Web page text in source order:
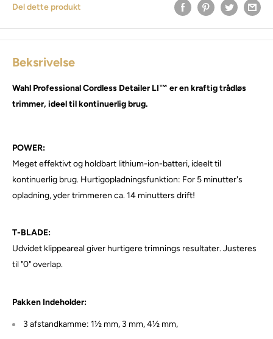
Del dette produkt
Beksrivelse
Wahl Professional Cordless Detailer LI™ er en kraftig trådløs
trimmer, ideel til kontinuerlig brug.
POWER:
Meget effektivt og holdbart lithium-ion-batteri, ideelt til
kontinuerlig brug. Hurtigopladningsfunktion: For 5 minutter's
opladning, yder trimmeren ca. 14 minutters drift!
T-BLADE:
Udvidet klippeareal giver hurtigere trimnings resultater. Justeres
til "0" overlap.
Pakken Indeholder:
3 afstandkamme: 1½ mm, 3 mm, 4½ mm,